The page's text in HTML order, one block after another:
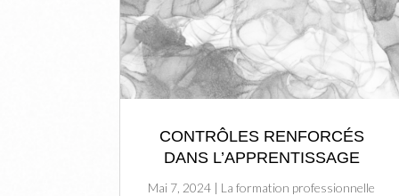
CONTRÔLES RENFORCÉS
DANS L’APPRENTISSAGE
Mai 7, 2024 | La formation professionnelle